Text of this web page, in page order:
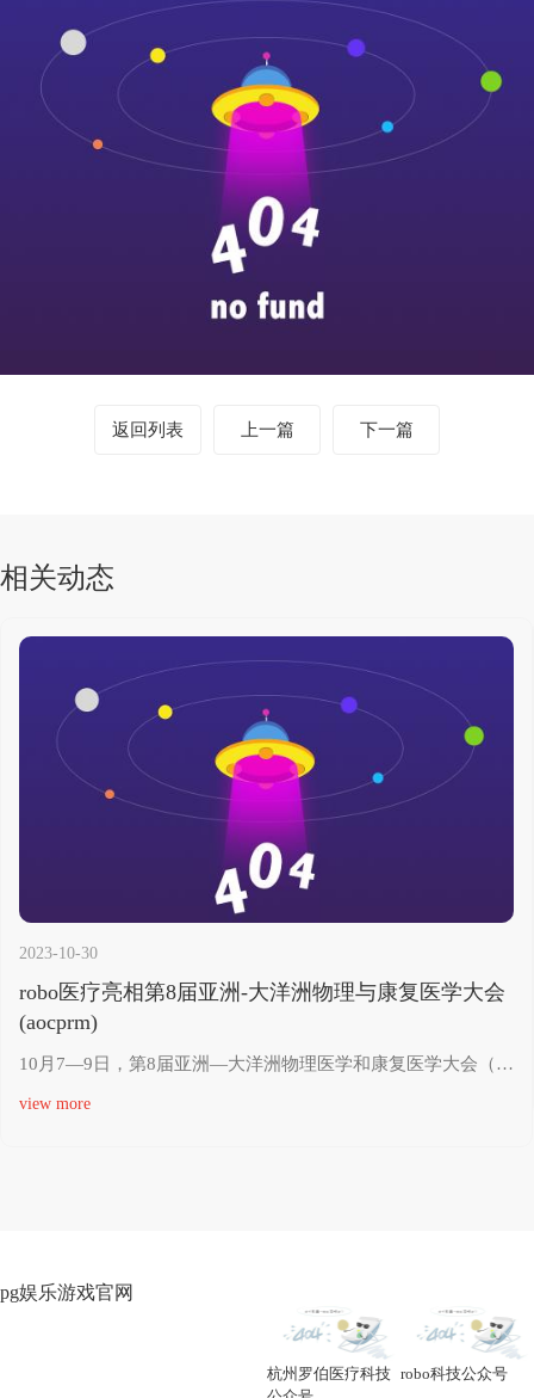
返回列表 上一篇 下一篇
相关动态
2023-10-30
robo医疗亮相第8届亚洲-大洋洲物理与康复医学大会
(aocprm)
10月7—9日，第8届亚洲—大洋洲物理医学和康复医学大会（aocprm）在中国成都·天府国际会议中心成功举行。
view more
pg娱乐游戏官网
杭州罗伯医疗科技 robo科技公众号